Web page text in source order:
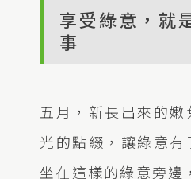
享受綠意，就
事
五月，新長出來的
光的點綴，讓綠意有
坐在這樣的綠意旁邊